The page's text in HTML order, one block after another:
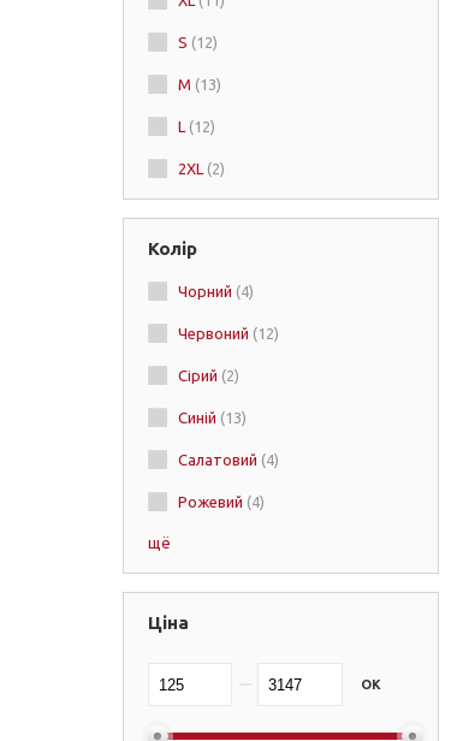
Dragon
Hayabusa
Meister
Top King
Ring to Cage
Adidas(+12)
QUEEN
Booster(+2)
Boyko(+4)
Ringhorns
BAD BOY
Title (+1)
S (12)
M (13)
L (12)
2XL (2)
Колір
Чорний (4)
Червоний (12)
Сірий (2)
Синій (13)
Салатовий (4)
Рожевий (4)
щё
Ціна
OK